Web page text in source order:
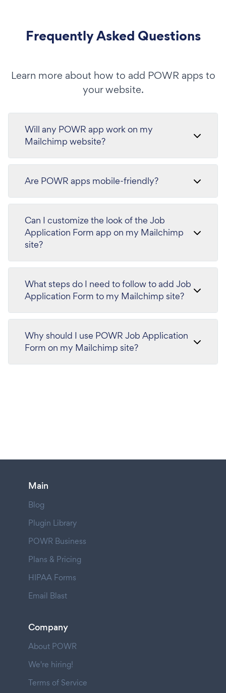
Frequently Asked Questions
Learn more about how to add POWR apps to
your website.
Will any POWR app work on my
Mailchimp website?
Are POWR apps mobile-friendly?
Can I customize the look of the Job
Application Form app on my Mailchimp
site?
What steps do I need to follow to add Job
Application Form to my Mailchimp site?
Why should I use POWR Job Application
Form on my Mailchimp site?
Main
Blog
Plugin Library
POWR Business
Plans & Pricing
HIPAA Forms
Email Blast
Company
About POWR
We're hiring!
Terms of Service